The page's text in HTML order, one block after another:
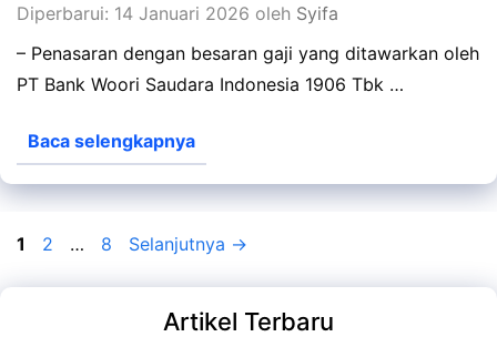
Diperbarui: 14 Januari 2026 oleh Syifa
– Penasaran dengan besaran gaji yang ditawarkan oleh
PT Bank Woori Saudara Indonesia 1906 Tbk …
Baca selengkapnya
Halaman
1 Halaman
2 … Halaman
8 Selanjutnya →
Artikel Terbaru